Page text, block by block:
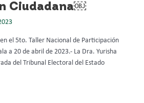
Ciudadana￼
el 5to. Taller Nacional de Participación
a 20 de abril de 2023.- La Dra. Yurisha
del Tribunal Electoral del Estado